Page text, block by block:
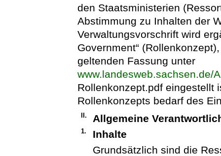
den Staatsministerien
Abstimmung zu Inhalten der
Verwaltungsvorschrift wird
Government“
geltenden Fassung unter
www.landesweb.sachsen.de/
Rollenkonzept.pdf eingestellt
Rollenkonzepts bedarf des
II. Allgemeine
1.
Inhalte
Grundsätzlich sind die